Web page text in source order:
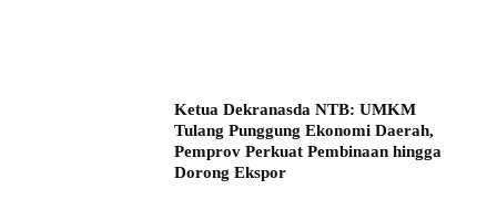
Ketua Dekranasda NTB: UMKM
Tulang Punggung Ekonomi Daerah,
Pemprov Perkuat Pembinaan hingga
Dorong Ekspor